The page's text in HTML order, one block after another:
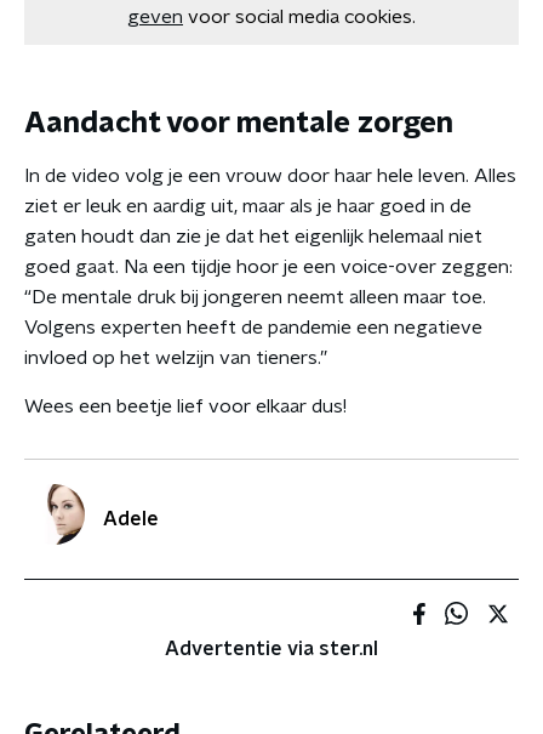
geven voor social media cookies.
Aandacht voor mentale zorgen
In de video volg je een vrouw door haar hele leven. Alles
ziet er leuk en aardig uit, maar als je haar goed in de
gaten houdt dan zie je dat het eigenlijk helemaal niet
goed gaat. Na een tijdje hoor je een voice-over zeggen:
“De mentale druk bij jongeren neemt alleen maar toe.
Volgens experten heeft de pandemie een negatieve
invloed op het welzijn van tieners.”
Wees een beetje lief voor elkaar dus!
Adele
Advertentie via ster.nl